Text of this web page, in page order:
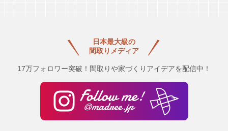
日本最大級の
間取りメディア
17万フォロワー突破！間取りや家づくりアイデアを配信中！